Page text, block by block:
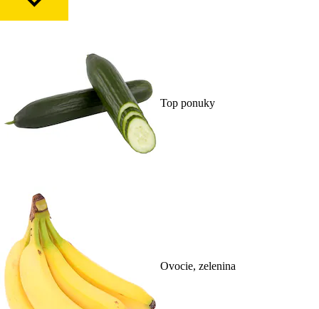
Top ponuky
Ovocie, zelenina